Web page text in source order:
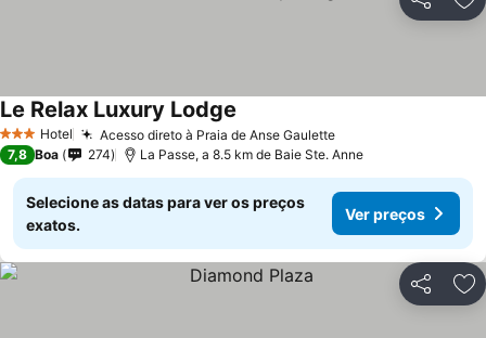
Partilhar
3 EstrelasHotel Acesso direto à Praia de Anse GauletteVer preços
Le Relax Luxury Lodge
7,8 Boa 274 La Passe, a 8.5 km de Baie Ste. Anne
Selecione as datas para ver os preços
exatos.
Ver preços
Partilhar